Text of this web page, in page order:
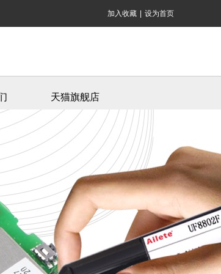
加入收藏 设为首页
天猫旗舰店